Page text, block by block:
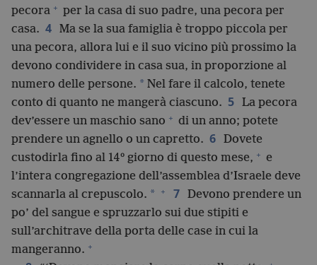
pecora + per la casa di suo padre, una pecora per
casa. 4 Ma se la sua famiglia è troppo piccola per
una pecora, allora lui e il suo vicino più prossimo la
devono condividere in casa sua, in proporzione al
numero delle persone. * Nel fare il calcolo, tenete
conto di quanto ne mangerà ciascuno. 5 La pecora
dev’essere un maschio sano + di un anno; potete
prendere un agnello o un capretto. 6 Dovete
custodirla fino al 14º giorno di questo mese, + e
l’intera congregazione dell’assemblea d’Israele deve
scannarla al crepuscolo. * + 7 Devono prendere un
po’ del sangue e spruzzarlo sui due stipiti e
sull’architrave della porta delle case in cui la
mangeranno. +